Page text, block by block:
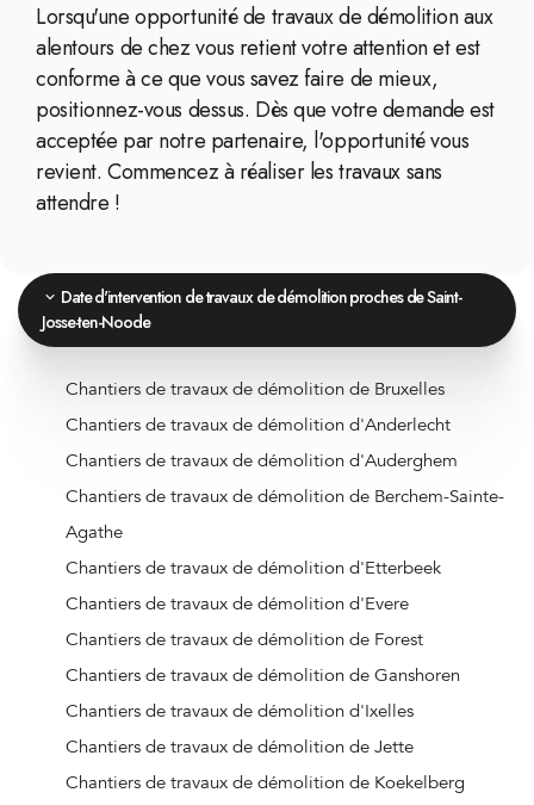
Lorsqu'une opportunité de travaux de démolition aux
alentours de chez vous retient votre attention et est
conforme à ce que vous savez faire de mieux,
positionnez-vous dessus. Dès que votre demande est
acceptée par notre partenaire, l'opportunité vous
revient. Commencez à réaliser les travaux sans
attendre !
Date d'intervention de travaux de démolition proches de Saint-
Josse-ten-Noode
Chantiers de travaux de démolition de Bruxelles
Chantiers de travaux de démolition d'Anderlecht
Chantiers de travaux de démolition d'Auderghem
Chantiers de travaux de démolition de Berchem-Sainte-
Agathe
Chantiers de travaux de démolition d'Etterbeek
Chantiers de travaux de démolition d'Evere
Chantiers de travaux de démolition de Forest
Chantiers de travaux de démolition de Ganshoren
Chantiers de travaux de démolition d'Ixelles
Chantiers de travaux de démolition de Jette
Chantiers de travaux de démolition de Koekelberg